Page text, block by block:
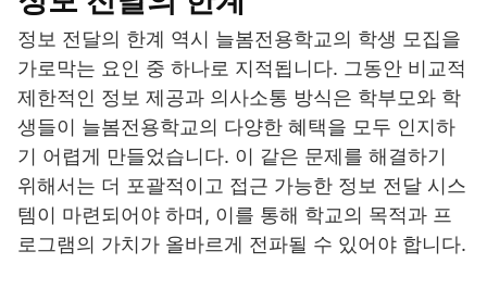
정보 전달의 한계 역시 늘봄전용학교의 학생 모집을
가로막는 요인 중 하나로 지적됩니다. 그동안 비교적
제한적인 정보 제공과 의사소통 방식은 학부모와 학
생들이 늘봄전용학교의 다양한 혜택을 모두 인지하
기 어렵게 만들었습니다. 이 같은 문제를 해결하기
위해서는 더 포괄적이고 접근 가능한 정보 전달 시스
템이 마련되어야 하며, 이를 통해 학교의 목적과 프
로그램의 가치가 올바르게 전파될 수 있어야 합니다.